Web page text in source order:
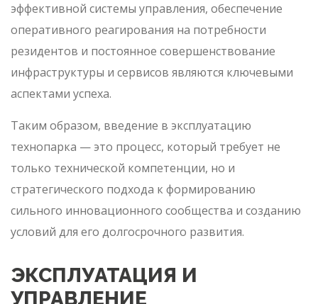
эффективной системы управления, обеспечение
оперативного реагирования на потребности
резидентов и постоянное совершенствование
инфраструктуры и сервисов являются ключевыми
аспектами успеха.
Таким образом, введение в эксплуатацию
технопарка — это процесс, который требует не
только технической компетенции, но и
стратегического подхода к формированию
сильного инновационного сообщества и созданию
условий для его долгосрочного развития.
ЭКСПЛУАТАЦИЯ И
УПРАВЛЕНИЕ